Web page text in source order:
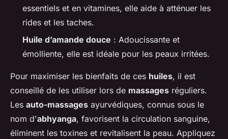
essentiels et en vitamines, elle aide à atténuer les
rides et les taches.
Huile d’amande douce : Adoucissante et
émolliente, elle est idéale pour les peaux irritées.
Pour maximiser les bienfaits de ces huiles, il est
conseillé de les utiliser lors de massages réguliers.
Les auto-massages ayurvédiques, connus sous le
nom d'abhyanga, favorisent la circulation sanguine,
éliminent les toxines et revitalisent la peau. Appliquez